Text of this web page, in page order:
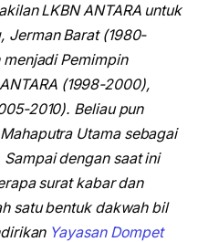
LKBN ANTARA untuk
Jerman Barat (1980-
Pemimpin
(1998-2000),
2010). Beliau pun
Utama sebagai
dengan saat ini
surat kabar dan
satu bentuk dakwah bil
Yayasan Dompet